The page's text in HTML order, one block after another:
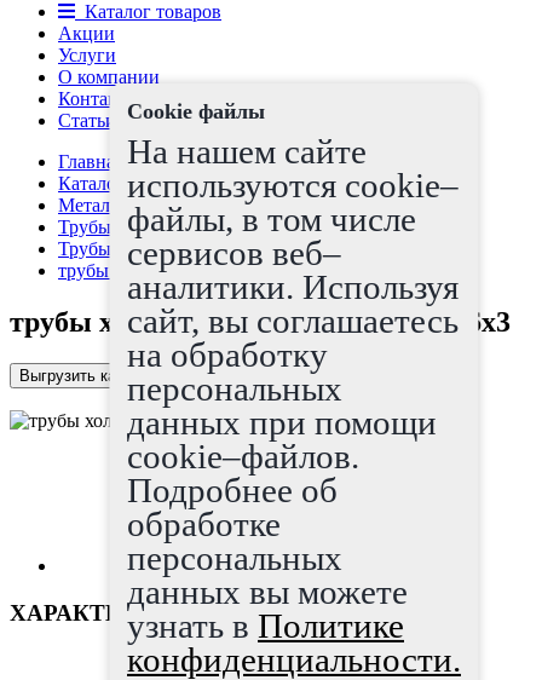
Каталог товаров
Акции
Услуги
О компании
Контакты
Статьи
Главная страница
Каталог
Металлопрокат
Трубы
Трубы х/д
трубы холоднодеформированные 26x3
трубы холоднодеформированные 26x3
Выгрузить каталог в Excel
ХАРАКТЕРИСТИКИ
Cookie файлы
На нашем сайте
используются cookie–
файлы, в том числе
сервисов веб–
аналитики. Используя
сайт, вы соглашаетесь
на обработку
персональных
данных при помощи
cookie–файлов.
Подробнее об
обработке
персональных
данных вы можете
узнать в Политике
конфиденциальности.